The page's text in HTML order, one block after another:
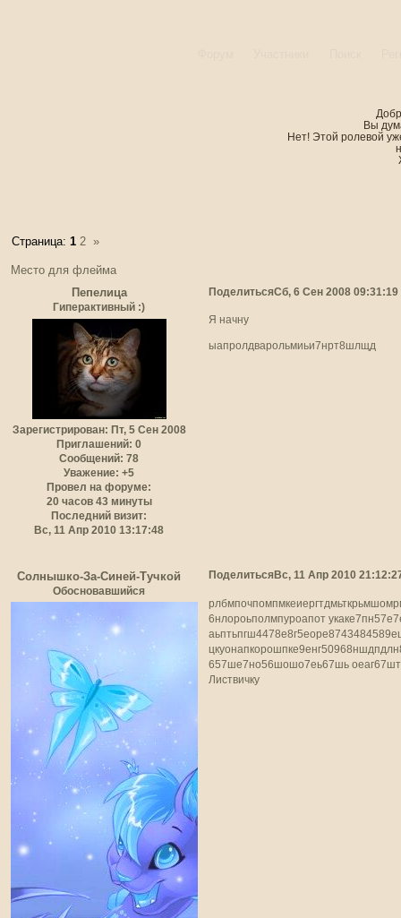
Вы
Нет! Этой ролевой
Место для флейма
Страница: 1 2 »
ПоделитьсяСб, 6 Сен 2008 09:31:19
Пепелица
Гиперактивный :)
Зарегистрирован: Пт, 5 Сен 2008
Приглашений: 0
Сообщений: 78
Уважение: +5
Провел на форуме:
20 часов 43 минуты
Последний визит:
Вс, 11 Апр 2010 13:17:48
Я начну
ыапролдварольмиьи7нрт8шлщд
Поделиться Вс, 11 Апр 2010
Солнышко-За-Синей-Тучкой
Обосновавшийся
6нлороьполмпуроапот
657ше7но56шошо7еь67шь
Листвичку